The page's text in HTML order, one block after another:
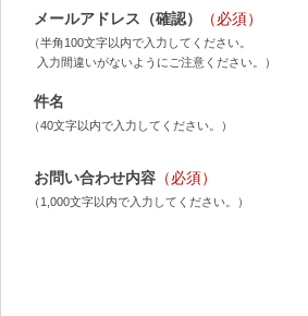
メールアドレス（確認） （必須）
（半角100文字以内で入力してください。
入力間違いがないようにご注意ください。）
件名
（40文字以内で入力してください。）
お問い合わせ内容 （必須）
（1,000文字以内で入力してください。）